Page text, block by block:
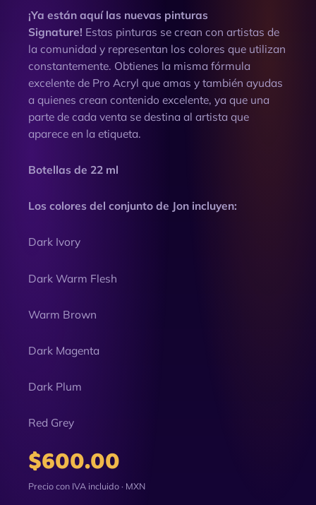
¡Ya están aquí las nuevas pinturas
Signature! Estas pinturas se crean con artistas de
la comunidad y representan los colores que utilizan
constantemente. Obtienes la misma fórmula
excelente de Pro Acryl que amas y también ayudas
a quienes crean contenido excelente, ya que una
parte de cada venta se destina al artista que
aparece en la etiqueta.
Botellas de 22 ml
Los colores del conjunto de Jon incluyen:
Dark Ivory
Dark Warm Flesh
Warm Brown
Dark Magenta
Dark Plum
Red Grey
$600.00
Precio con IVA incluido · MXN
Ninjon
cantidad